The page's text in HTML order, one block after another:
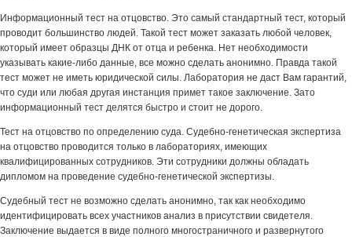
Информационный тест на отцовство. Это самый стандартный тест, который
проводит большинство людей. Такой тест может заказать любой человек,
который имеет образцы ДНК от отца и ребенка. Нет необходимости
указывать какие-либо данные, все можно сделать анонимно. Правда такой
тест может не иметь юридической силы. Лаборатория не даст Вам гарантий,
что суди или любая другая инстанция примет такое заключение. Зато
информационный тест делятся быстро и стоит не дорого.
Тест на отцовство по определению суда. Судебно-генетическая экспертиза
на отцовство проводится только в лабораториях, имеющих
квалифицированных сотрудников. Эти сотрудники должны обладать
дипломом на проведение судебно-генетической экспертизы.
Судебный тест не возможно сделать анонимно, так как необходимо
идентифицировать всех участников анализ в присутствии свидетеля.
Заключение выдается в виде полного многостраничного и развернутого